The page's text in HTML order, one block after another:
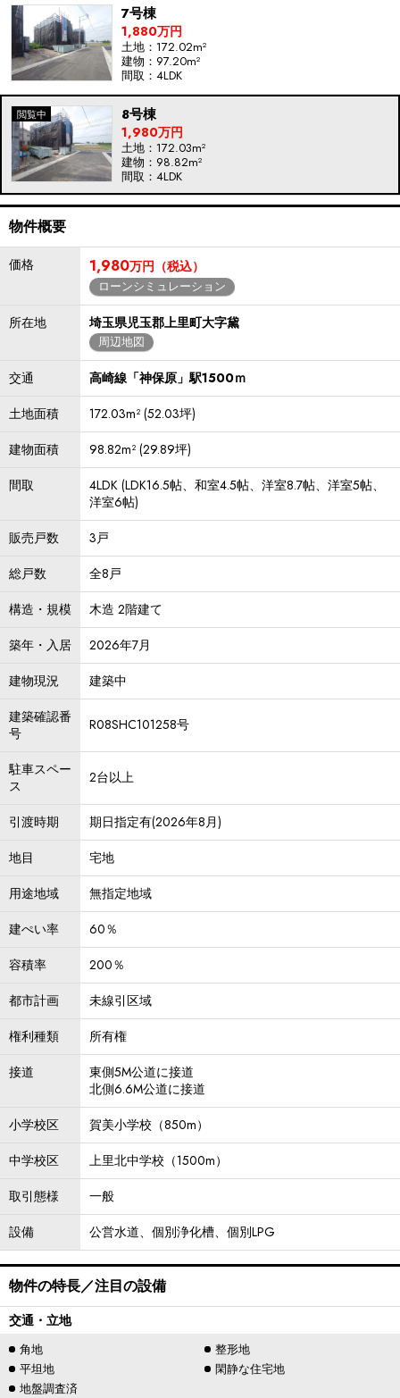
7号棟
1,880万円
土地：172.02m²
建物：97.20m²
間取：4LDK
8号棟
1,980万円
土地：172.03m²
建物：98.82m²
間取：4LDK
物件概要
価格 1,980万円（税込）
ローンシミュレーション
所在地 埼玉県児玉郡上里町大字黛
周辺地図
交通
高崎線「神保原」駅1500ｍ
土地面積
172.03m² (52.03坪)
建物面積
98.82m² (29.89坪)
間取
4LDK (LDK16.5帖、和室4.5帖、洋室8.7帖、洋室5帖、
洋室6帖)
販売戸数
3戸
総戸数
全8戸
構造・規模
木造 2階建て
築年・入居
2026年7月
建物現況
建築中
建築確認番
号
R08SHC101258号
駐車スペー
ス
2台以上
引渡時期
期日指定有(2026年8月)
地目
宅地
用途地域
無指定地域
建ぺい率
60％
容積率
200％
都市計画
未線引区域
権利種類
所有権
接道
東側5M公道に接道
北側6.6M公道に接道
小学校区
賀美小学校（850m）
中学校区
上里北中学校（1500m）
取引態様
一般
設備
公営水道、個別浄化槽、個別LPG
物件の特長／注目の設備
交通・立地
角地
整形地
平坦地
閑静な住宅地
地盤調査済